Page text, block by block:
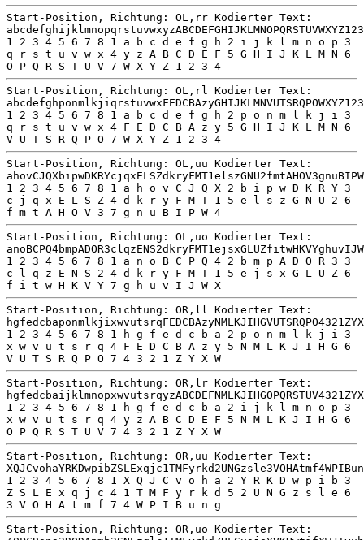
Start-Position, Richtung: OL,rr Kodierter Text:
1 2 3 4 5 6 7 8 1 a b c d e f g h 2 i j k l m n o p 3
q r s t u v w x 4 y z A B C D E F 5 G H I J K L M N 6
O P Q R S T U V 7 W X Y Z 1 2 3 4
Start-Position, Richtung: OL,rl Kodierter Text:
1 2 3 4 5 6 7 8 1 a b c d e f g h 2 p o n m l k j i 3
q r s t u v w x 4 F E D C B A z y 5 G H I J K L M N 6
V U T S R Q P O 7 W X Y Z 1 2 3 4
Start-Position, Richtung: OL,uu Kodierter Text:
1 2 3 4 5 6 7 8 1 a h o v C J Q X 2 b i p w D K R Y 3
c j q x E L S Z 4 d k r y F M T 1 5 e l s z G N U 2 6
f m t A H O V 3 7 g n u B I P W 4
Start-Position, Richtung: OL,uo Kodierter Text:
1 2 3 4 5 6 7 8 1 a n o B C P Q 4 2 b m p A D O R 3 3
c l q z E N S 2 4 d k r y F M T 1 5 e j s x G L U Z 6
f i t w H K V Y 7 g h u v I J W X
Start-Position, Richtung: OR,ll Kodierter Text:
1 2 3 4 5 6 7 8 1 h g f e d c b a 2 p o n m l k j i 3
x w v u t s r q 4 F E D C B A z y 5 N M L K J I H G 6
V U T S R Q P O 7 4 3 2 1 Z Y X W
Start-Position, Richtung: OR,lr Kodierter Text:
1 2 3 4 5 6 7 8 1 h g f e d c b a 2 i j k l m n o p 3
x w v u t s r q 4 y z A B C D E F 5 N M L K J I H G 6
O P Q R S T U V 7 4 3 2 1 Z Y X W
Start-Position, Richtung: OR,uu Kodierter Text:
1 2 3 4 5 6 7 8 1 X Q J C v o h a 2 Y R K D w p i b 3
Z S L E x q j c 4 1 T M F y r k d 5 2 U N G z s l e 6
3 V O H A t m f 7 4 W P I B u n g
Start-Position, Richtung: OR,uo Kodierter Text: